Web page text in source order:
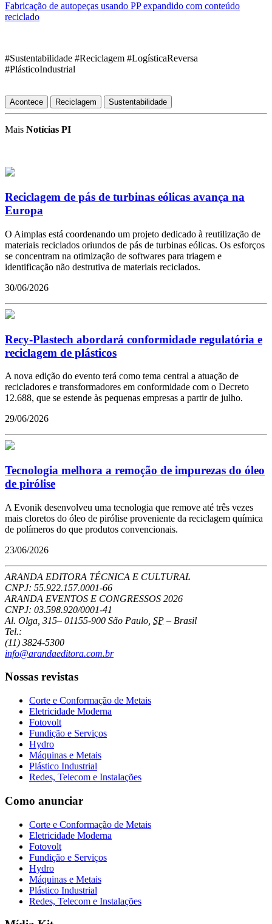
Fabricação de autopeças usando PP expandido com conteúdo
reciclado
#Sustentabilidade #Reciclagem #LogísticaReversa
#PlásticoIndustrial
Acontece Reciclagem Sustentabilidade
Mais Notícias PI
Reciclagem de pás de turbinas eólicas avança na
Europa
O Aimplas está coordenando um projeto dedicado à reutilização de
materiais reciclados oriundos de pás de turbinas eólicas. Os esforços
se concentram na otimização de softwares para triagem e
identificação não destrutiva de materiais reciclados.
30/06/2026
Recy-Plastech abordará conformidade regulatória e
reciclagem de plásticos
A nova edição do evento terá como tema central a atuação de
recicladores e transformadores em conformidade com o Decreto
12.688, que se estende às pequenas empresas a partir de julho.
29/06/2026
Tecnologia melhora a remoção de impurezas do óleo
de pirólise
A Evonik desenvolveu uma tecnologia que remove até três vezes
mais cloretos do óleo de pirólise proveniente da reciclagem química
de polímeros do que produtos convencionais.
23/06/2026
ARANDA EDITORA TÉCNICA E CULTURAL
CNPJ: 55.922.157.0001-66
ARANDA EVENTOS E CONGRESSOS 2026
CNPJ: 03.598.920/0001-41
Al. Olga, 315– 01155-900 São Paulo SP – Brasil
Tel.:
(11) 3824-5300
info@arandaeditora.com.br
Nossas revistas
Corte e Conformação de Metais
Eletricidade Moderna
Fotovolt
Fundição e Serviços
Hydro
Máquinas e Metais
Plástico Industrial
Redes, Telecom e Instalações
Como anunciar
Corte e Conformação de Metais
Eletricidade Moderna
Fotovolt
Fundição e Serviços
Hydro
Máquinas e Metais
Plástico Industrial
Redes, Telecom e Instalações